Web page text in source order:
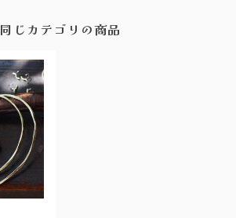
同じカテゴリの商品